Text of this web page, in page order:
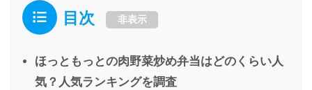
目次 非表示
ほっともっとの肉野菜炒め弁当はどのくらい人
気？人気ランキングを調査